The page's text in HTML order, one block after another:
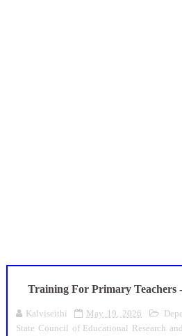
Training For Primary Teachers
Kalviseithi May 19, 2026
State Council of Educational Research